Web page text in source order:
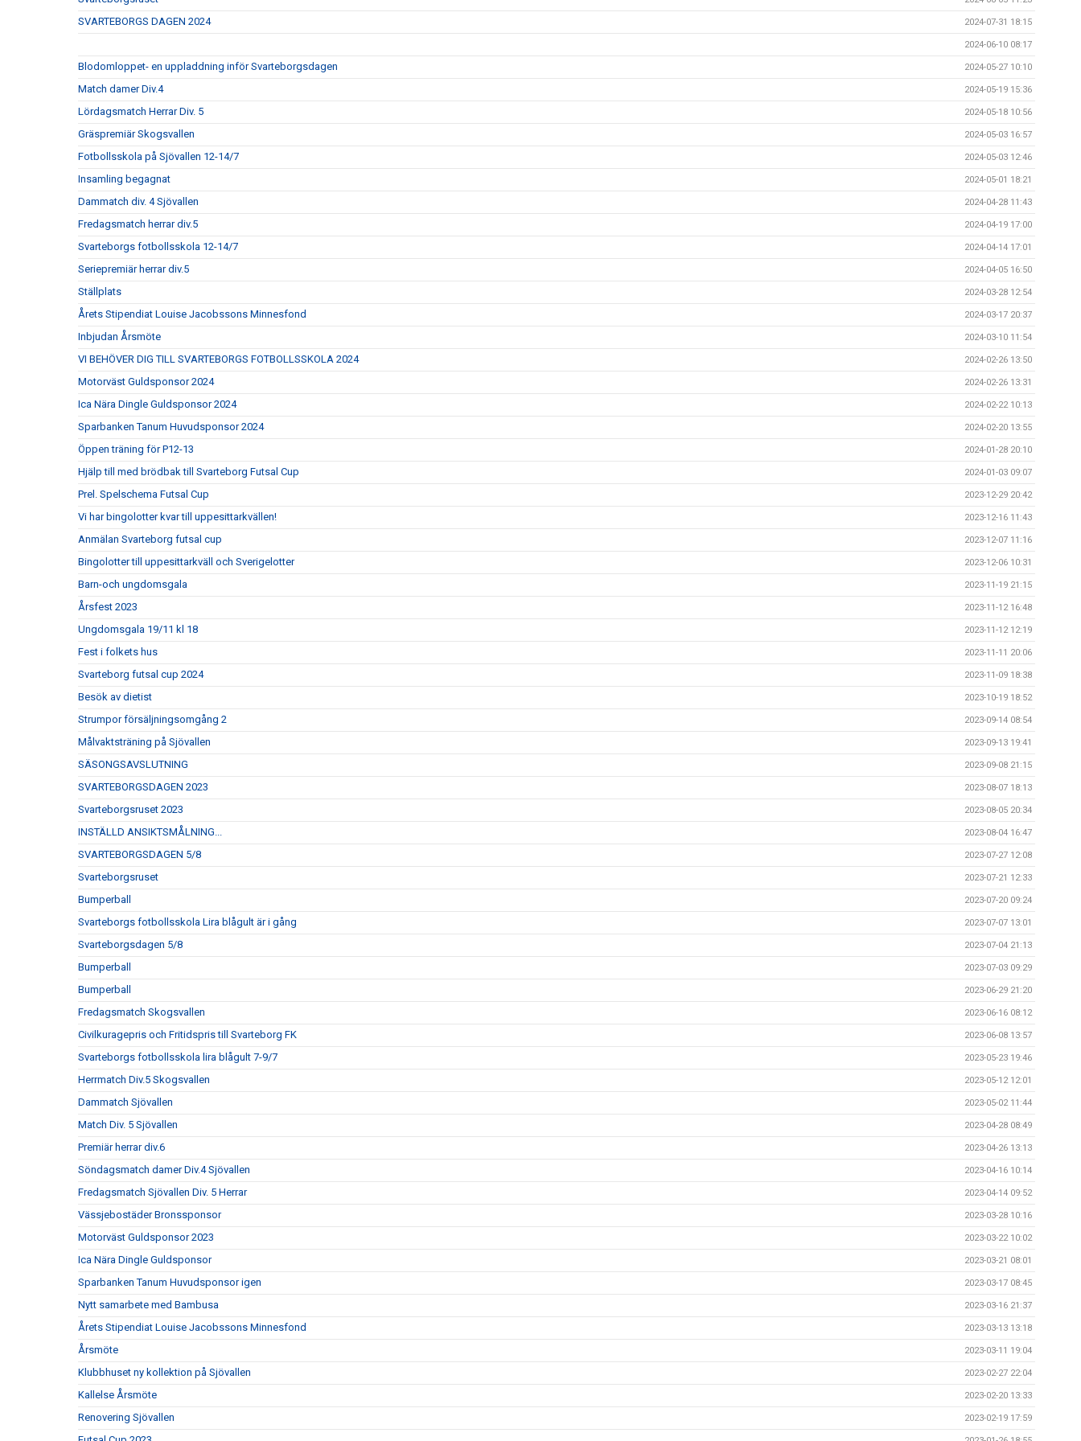
SVARTEBORGS DAGEN 2024 2024-07-31 18:15
2024-06-10 08:17
Blodomloppet- en uppladdning inför Svarteborgsdagen 2024-05-27 10:10
Match damer Div.4 2024-05-19 15:36
Lördagsmatch Herrar Div. 5 2024-05-18 10:56
Gräspremiär Skogsvallen 2024-05-03 16:57
Fotbollsskola på Sjövallen 12-14/7 2024-05-03 12:46
Insamling begagnat 2024-05-01 18:21
Dammatch div. 4 Sjövallen 2024-04-28 11:43
Fredagsmatch herrar div.5 2024-04-19 17:00
Svarteborgs fotbollsskola 12-14/7 2024-04-14 17:01
Seriepremiär herrar div.5 2024-04-05 16:50
Ställplats 2024-03-28 12:54
Årets Stipendiat Louise Jacobssons Minnesfond 2024-03-17 20:37
Inbjudan Årsmöte 2024-03-10 11:54
VI BEHÖVER DIG TILL SVARTEBORGS FOTBOLLSSKOLA 2024 2024-02-26 13:50
Motorväst Guldsponsor 2024 2024-02-26 13:31
Ica Nära Dingle Guldsponsor 2024 2024-02-22 10:13
Sparbanken Tanum Huvudsponsor 2024 2024-02-20 13:55
Öppen träning för P12-13 2024-01-28 20:10
Hjälp till med brödbak till Svarteborg Futsal Cup 2024-01-03 09:07
Prel. Spelschema Futsal Cup 2023-12-29 20:42
Vi har bingolotter kvar till uppesittarkvällen! 2023-12-16 11:43
Anmälan Svarteborg futsal cup 2023-12-07 11:16
Bingolotter till uppesittarkväll och Sverigelotter 2023-12-06 10:31
Barn-och ungdomsgala 2023-11-19 21:15
Årsfest 2023 2023-11-12 16:48
Ungdomsgala 19/11 kl 18 2023-11-12 12:19
Fest i folkets hus 2023-11-11 20:06
Svarteborg futsal cup 2024 2023-11-09 18:38
Besök av dietist 2023-10-19 18:52
Strumpor försäljningsomgång 2 2023-09-14 08:54
Målvaktsträning på Sjövallen 2023-09-13 19:41
SÄSONGSAVSLUTNING 2023-09-08 21:15
SVARTEBORGSDAGEN 2023 2023-08-07 18:13
Svarteborgsruset 2023 2023-08-05 20:34
INSTÄLLD ANSIKTSMÅLNING... 2023-08-04 16:47
SVARTEBORGSDAGEN 5/8 2023-07-27 12:08
Svarteborgsruset 2023-07-21 12:33
Bumperball 2023-07-20 09:24
Svarteborgs fotbollsskola Lira blågult är i gång 2023-07-07 13:01
Svarteborgsdagen 5/8 2023-07-04 21:13
Bumperball 2023-07-03 09:29
Bumperball 2023-06-29 21:20
Fredagsmatch Skogsvallen 2023-06-16 08:12
Civilkuragepris och Fritidspris till Svarteborg FK 2023-06-08 13:57
Svarteborgs fotbollsskola lira blågult 7-9/7 2023-05-23 19:46
Herrmatch Div.5 Skogsvallen 2023-05-12 12:01
Dammatch Sjövallen 2023-05-02 11:44
Match Div. 5 Sjövallen 2023-04-28 08:49
Premiär herrar div.6 2023-04-26 13:13
Söndagsmatch damer Div.4 Sjövallen 2023-04-16 10:14
Fredagsmatch Sjövallen Div. 5 Herrar 2023-04-14 09:52
Vässjebostäder Bronssponsor 2023-03-28 10:16
Motorväst Guldsponsor 2023 2023-03-22 10:02
Ica Nära Dingle Guldsponsor 2023-03-21 08:01
Sparbanken Tanum Huvudsponsor igen 2023-03-17 08:45
Nytt samarbete med Bambusa 2023-03-16 21:37
Årets Stipendiat Louise Jacobssons Minnesfond 2023-03-13 13:18
Årsmöte 2023-03-11 19:04
Klubbhuset ny kollektion på Sjövallen 2023-02-27 22:04
Kallelse Årsmöte 2023-02-20 13:33
Renovering Sjövallen 2023-02-19 17:59